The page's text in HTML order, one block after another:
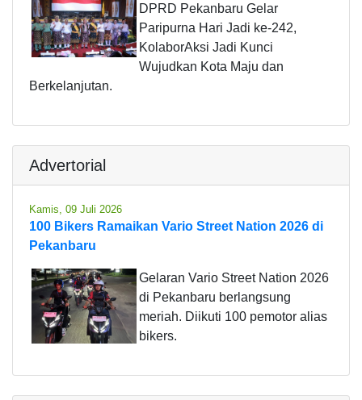
DPRD Pekanbaru Gelar
Paripurna Hari Jadi ke-242,
KolaborAksi Jadi Kunci
Wujudkan Kota Maju dan
Berkelanjutan.
Advertorial
Kamis, 09 Juli 2026
100 Bikers Ramaikan Vario Street Nation 2026 di
Pekanbaru
Gelaran Vario Street Nation 2026
di Pekanbaru berlangsung
meriah. Diikuti 100 pemotor alias
bikers.